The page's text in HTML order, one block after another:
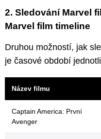
2. Sledování Marvel
Marvel film timeline
Druhou možností, jak
je časové období
Název filmu
Captain America: První
Avenger